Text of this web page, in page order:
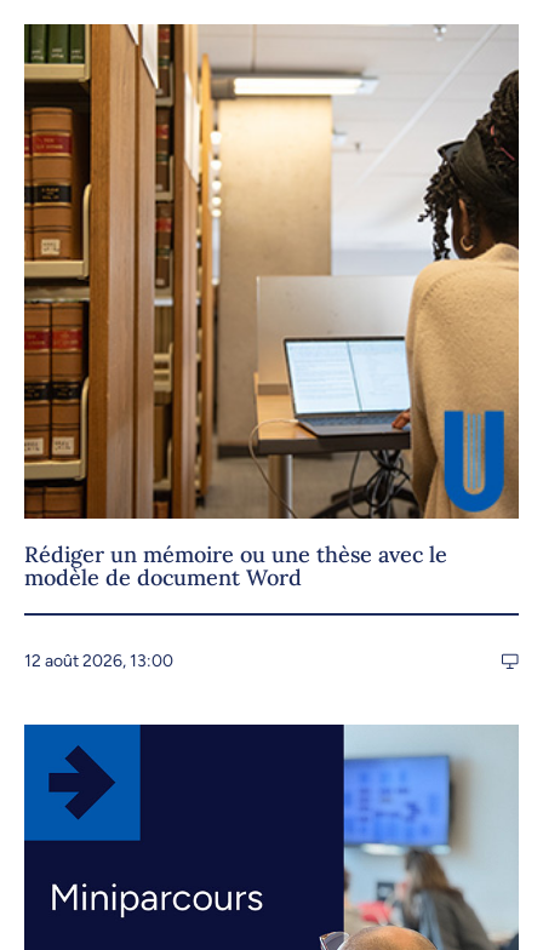
Rédiger un mémoire ou une thèse avec le
modèle de document Word
12 août 2026, 13:00